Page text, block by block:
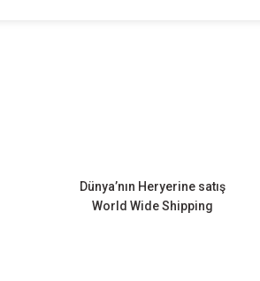
Dünya’nın Heryerine satış
World Wide Shipping